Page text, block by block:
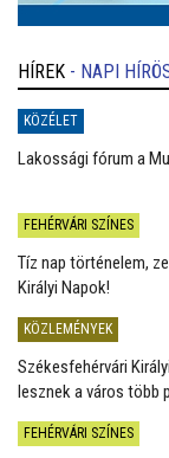
HÍREK - NAPI
KÖZÉLET
Lakossági fórum a
FEHÉRVÁRI SZÍNES
Tíz nap történelem,
Királyi Napok!
KÖZLEMÉNYEK
Székesfehérvári
lesznek a város több
FEHÉRVÁRI SZÍNES